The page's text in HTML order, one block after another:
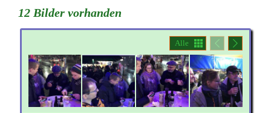
12 Bilder vorhanden
Alle